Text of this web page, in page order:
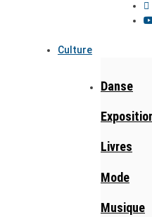
Culture
Danse
Livres
Mode
Musique